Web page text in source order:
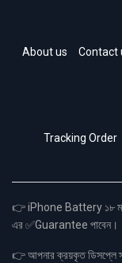
About us Contact
Tracking Order
👉 iPhone Battery ১৮
এর ✅Guarantee পাবেন।
👉 আপনার ক্রয়কৃত ডিসপ্লে